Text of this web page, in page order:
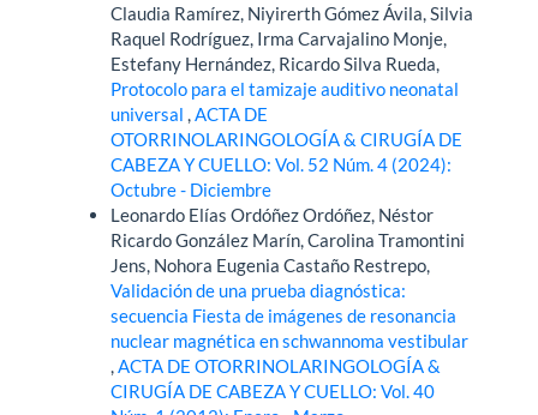
Claudia Ramírez, Niyirerth Gómez Ávila, Silvia
Raquel Rodríguez, Irma Carvajalino Monje,
Estefany Hernández, Ricardo Silva Rueda,
Protocolo para el tamizaje auditivo neonatal
universal,ACTA DE
OTORRINOLARINGOLOGÍA & CIRUGÍA DE
CABEZA Y CUELLO: Vol. 52 Núm. 4 (2024):
Octubre - Diciembre
Leonardo Elías Ordóñez Ordóñez, Néstor
Ricardo González Marín, Carolina Tramontini
Jens, Nohora Eugenia Castaño Restrepo,
Validación de una prueba diagnóstica:
secuencia Fiesta de imágenes de resonancia
nuclear magnética en schwannoma vestibular
,ACTA DE OTORRINOLARINGOLOGÍA &
CIRUGÍA DE CABEZA Y CUELLO: Vol. 40